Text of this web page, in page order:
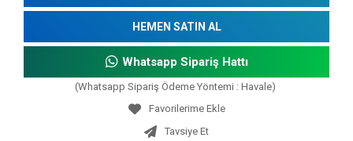
HEMEN SATIN AL
Whatsapp Sipariş Hattı
(Whatsapp Sipariş Ödeme Yöntemi : Havale)
Tavsiye Et